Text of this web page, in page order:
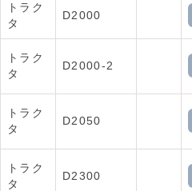
トラク
タ
D2000
トラク
タ
D2000-2
トラク
タ
D2050
トラク
タ
D2300